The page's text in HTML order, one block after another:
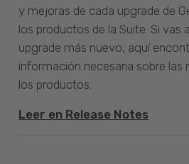
y mejoras de cada upgrade de
los productos de la Suite. Si vas
upgrade más nuevo, aquí
información necesaria sobre las
los productos.
Leer en Release Notes